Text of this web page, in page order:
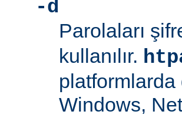
-d
Parolaları
kullanılır.
Windows,